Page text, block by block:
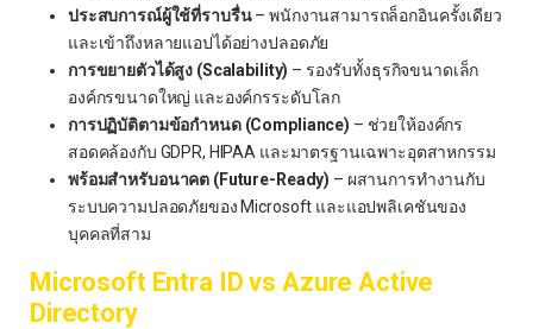
ประสบการณ์ผู้ใช้ที่ราบรื่น– พนักงานสามารถล็อกอินครั้งเดียว
และเข้าถึงหลายแอปได้อย่างปลอดภัย
การขยายตัวได้สูง (Scalability) – รองรับทั้งธุรกิจขนาดเล็ก
องค์กรขนาดใหญ่ และองค์กรระดับโลก
การปฏิบัติตามข้อกำหนด (Compliance) – ช่วยให้องค์กร
สอดคล้องกับ GDPR, HIPAA และมาตรฐานเฉพาะอุตสาหกรรม
พร้อมสำหรับอนาคต (Future-Ready) – ผสานการทำงานกับ
ระบบความปลอดภัยของ Microsoft และแอปพลิเคชันของ
บุคคลที่สาม
Microsoft Entra ID vs Azure Active
Directory